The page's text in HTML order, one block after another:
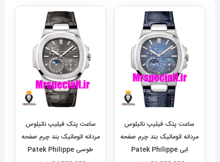
جدیدترین
ساعت پتک فیلیپ ناتیلوس
مردانه اتوماتیک بند چرم صفحه
ابی Patek Philippe
ساعت پتک فیلیپ ناتیلوس
مردانه اتوماتیک بند چرم صفحه
طوسی Patek Philippe